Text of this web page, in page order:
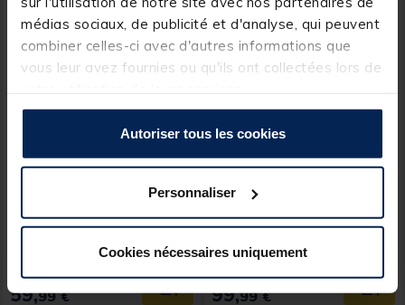
médias sociaux, de publicité et d'analyse, qui peuvent
combiner celles-ci avec d'autres informations que
vous leur avez fournies ou qu'ils ont collectées lors de
Autoriser tous les cookies
Personnaliser
Cookies nécessaires uniquement
JMC
Gilet jmc tradition olive v2
59,99 € Ajouter au panier
JMC
Gilet JMC Evasion
[object Object] out of 5
(1)
99,99 €